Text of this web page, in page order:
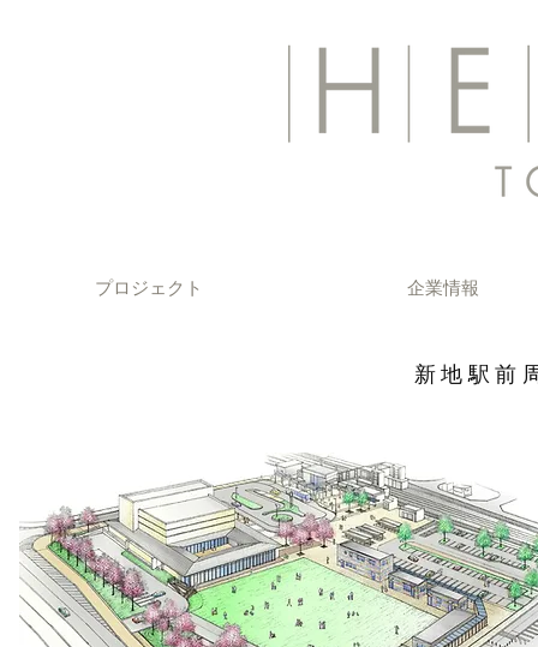
プロジェクト 企業情報
新地駅前